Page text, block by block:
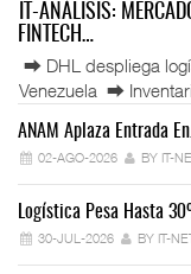
IT-ANÁLISIS:
FINTECH…
⮕ DHL despliega
Venezuela ⮕
ANAM Aplaza Entrada En…
02-AGO-2026 BY IT-
Logística Pesa Hasta
30-JUL-2026 BY IT-